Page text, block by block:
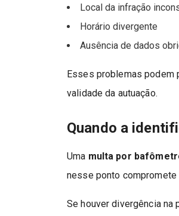
Local da infração
Horário divergente
Ausência de dados
Esses problemas podem
validade da autuação.
Quando a
Uma multa por
nesse ponto compromete
Se houver divergência na